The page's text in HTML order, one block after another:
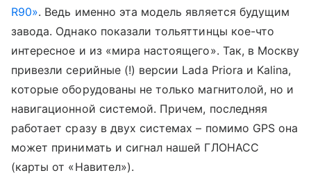
R90». Ведь именно эта модель является будущим
завода. Однако показали тольяттинцы кое-что
интересное и из «мира настоящего». Так, в Москву
привезли серийные (!) версии Lada Priora и Kalina,
которые оборудованы не только магнитолой, но и
навигационной системой. Причем, последняя
работает сразу в двух системах – помимо GPS она
может принимать и сигнал нашей ГЛОНАСС
(карты от «Навител»).